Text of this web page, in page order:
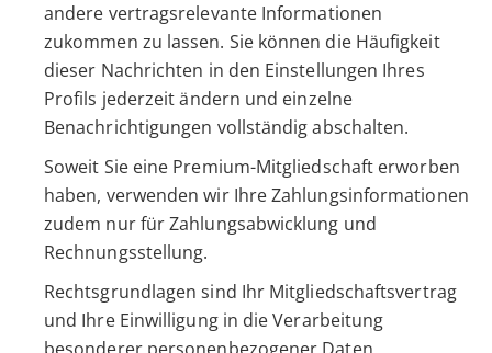
andere vertragsrelevante Informationen
zukommen zu lassen. Sie können die Häufigkeit
dieser Nachrichten in den Einstellungen Ihres
Profils jederzeit ändern und einzelne
Benachrichtigungen vollständig abschalten.
Soweit Sie eine Premium-Mitgliedschaft erworben
haben, verwenden wir Ihre Zahlungsinformationen
zudem nur für Zahlungsabwicklung und
Rechnungsstellung.
Rechtsgrundlagen sind Ihr Mitgliedschaftsvertrag
und Ihre Einwilligung in die Verarbeitung